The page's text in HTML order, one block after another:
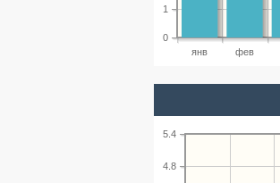
янв фев
0
1
4.8
5.4